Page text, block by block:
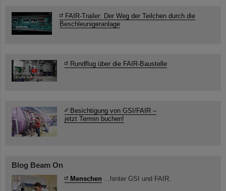
FAIR-Trailer: Der Weg der Teilchen durch die
Beschleunigeranlage
Rundflug über die FAIR-Baustelle
Besichtigung von GSI/FAIR –
jetzt Termin buchen!
Blog Beam On
Menschen ...hinter GSI und FAIR.